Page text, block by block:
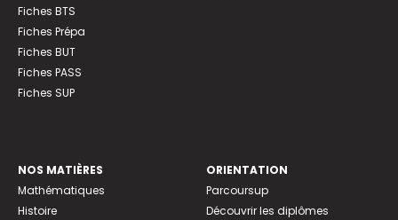
Fiches BTS
Fiches Prépa
Fiches BUT
Fiches PASS
Fiches SUP
NOS MATIÈRES
Mathématiques
Histoire
ORIENTATION
Parcoursup
Découvrir les diplômes